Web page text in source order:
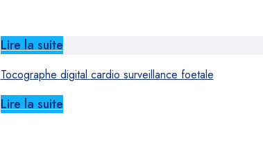
Lire la suite
Tocographe digital cardio surveillance foetale
Lire la suite